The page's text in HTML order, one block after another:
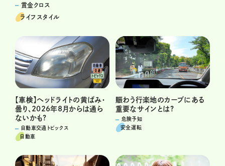
賞金クロス
ライフスタイル
【車検】ヘッドライトの黄ばみ・
曇り、2026年8月からは通ら
ないかも?
自動車交通トピックス
自動車
賑わう行楽地のカーブにある
重要なサインとは?
危険予知
安全運転